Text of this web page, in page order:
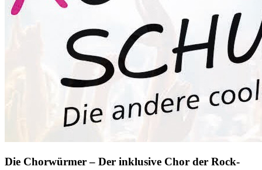
Die Chorwürmer – Der inklusive Chor der Rock-